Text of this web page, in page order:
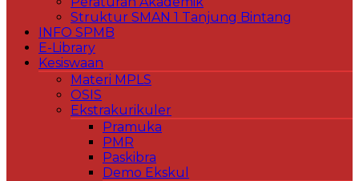
Struktur SMAN 1 Tanjung Bintang
INFO SPMB
E-Library
Kesiswaan
Materi MPLS
OSIS
Ekstrakurikuler
Pramuka
PMR
Paskibra
Demo Ekskul